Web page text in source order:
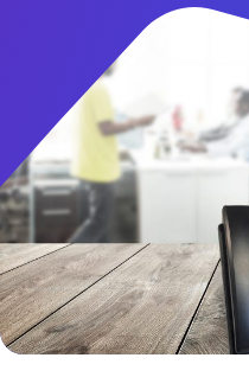
Intercomunicador
Perifoneos
SBC